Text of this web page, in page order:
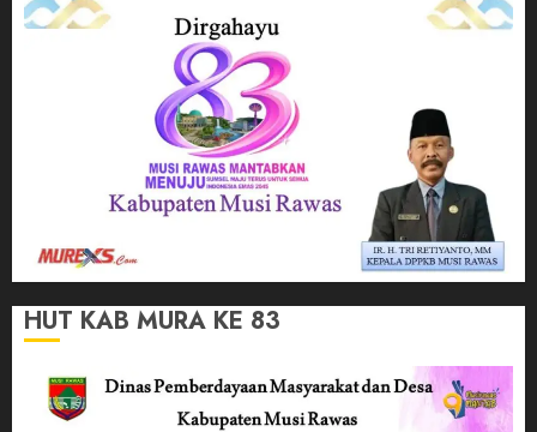
HUT KAB MURA KE 83